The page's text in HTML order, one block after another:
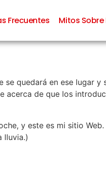
Frecuentes Mitos
quedará en ese lugar
de que los
y este es mi sitio
lluvia.)